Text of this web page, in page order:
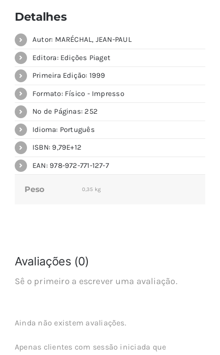
Detalhes
Autor: MARÉCHAL, JEAN-PAUL
Editora: Edições Piaget
Primeira Edição: 1999
Formato: Físico - Impresso
Nº de Páginas: 252
Idioma: Português
ISBN: 9,79E+12
EAN: 978-972-771-127-7
Peso 0,35 kg
Avaliações (0)
Sê o primeiro a escrever uma avaliação.
Ainda não existem avaliações.
Apenas clientes com sessão iniciada que